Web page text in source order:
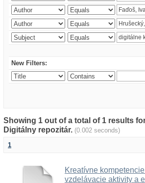
New Filters:
Showing 1 out of a total of 1 results
Digitálny repozitár. (0.002 seconds)
1
Kreatívne
vzdelávacie aktivity a